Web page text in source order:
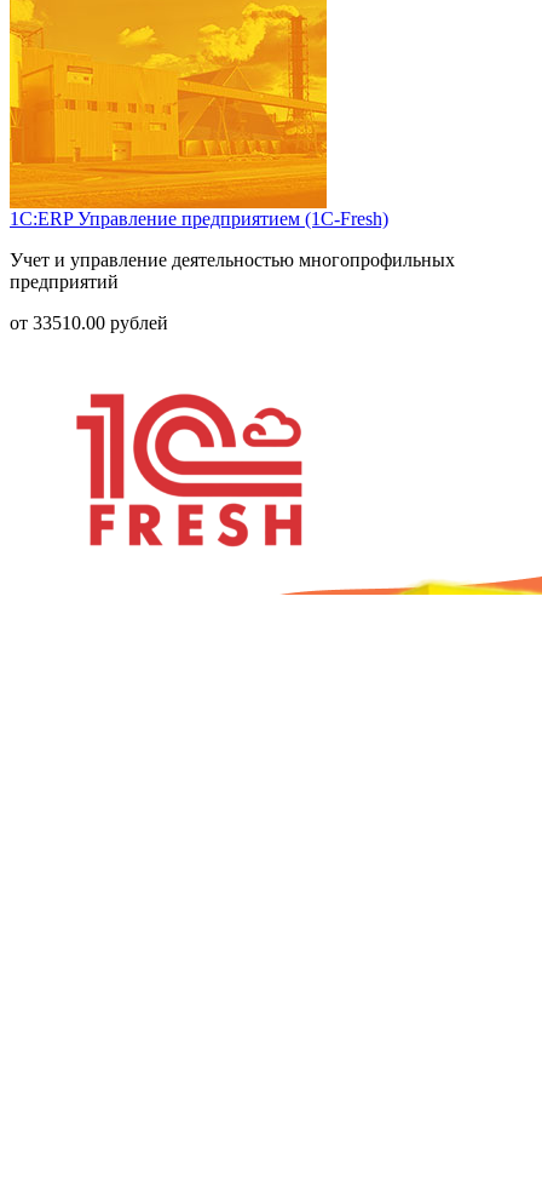
1С:ERP Управление предприятием (1С-Fresh)
Учет и управление деятельностью многопрофильных
предприятий
от 33510.00 рублей